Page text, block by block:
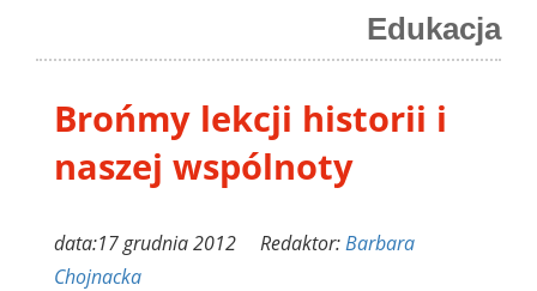
Edukacja
Brońmy lekcji historii i
naszej wspólnoty
data:17 grudnia 2012 Redaktor:Barbara
Chojnacka